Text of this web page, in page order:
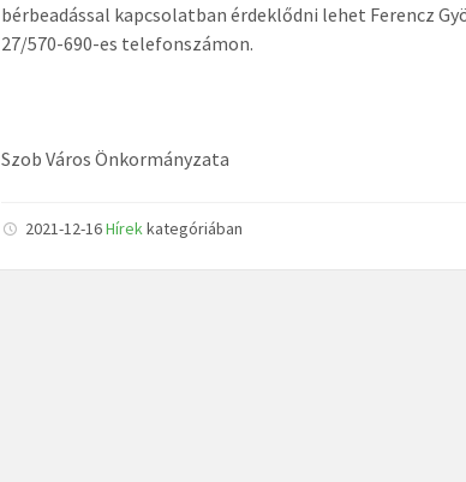
bérbeadással kapcsolatban érdeklődni lehet Ferencz
27/570-690-es telefonszámon.
Szob Város Önkormányzata
2021-12-16Hírekkategóriában